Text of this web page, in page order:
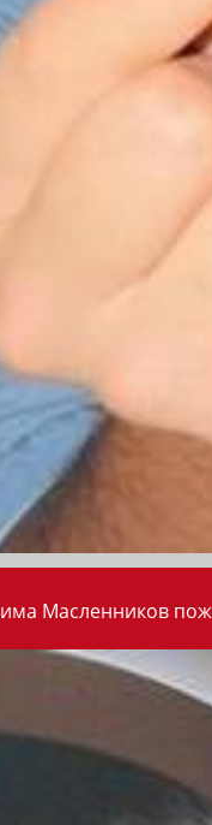
Масленников